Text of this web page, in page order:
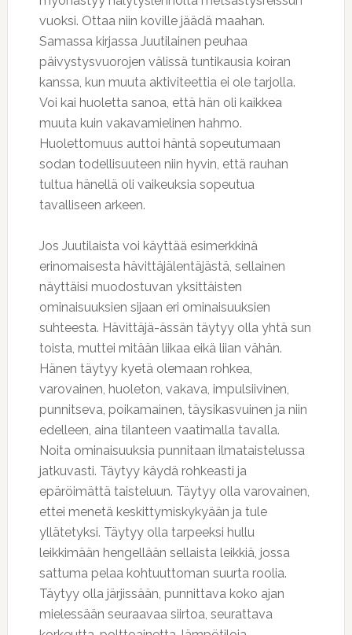
vuoksi. Ottaa niin koville jäädä maahan.
Samassa kirjassa Juutilainen peuhaa
päivystysvuorojen välissä tuntikausia koiran
kanssa, kun muuta aktiviteettia ei ole tarjolla.
Voi kai huoletta sanoa, että hän oli kaikkea
muuta kuin vakavamielinen hahmo.
Huolettomuus auttoi häntä sopeutumaan
sodan todellisuuteen niin hyvin, että rauhan
tultua hänellä oli vaikeuksia sopeutua
tavalliseen arkeen.
Jos Juutilaista voi käyttää esimerkkinä
erinomaisesta hävittäjälentäjästä, sellainen
näyttäisi muodostuvan yksittäisten
ominaisuuksien sijaan eri ominaisuuksien
suhteesta. Hävittäjä-ässän täytyy olla yhtä sun
toista, muttei mitään liikaa eikä liian vähän.
Hänen täytyy kyetä olemaan rohkea,
varovainen, huoleton, vakava, impulsiivinen,
punnitseva, poikamainen, täysikasvuinen ja niin
edelleen, aina tilanteen vaatimalla tavalla.
Noita ominaisuuksia punnitaan ilmataistelussa
jatkuvasti. Täytyy käydä rohkeasti ja
epäröimättä taisteluun. Täytyy olla varovainen,
ettei menetä keskittymiskykyään ja tule
yllätetyksi. Täytyy olla tarpeeksi hullu
leikkimään hengellään sellaista leikkiä, jossa
sattuma pelaa kohtuuttoman suurta roolia.
Täytyy olla järjissään, punnittava koko ajan
mielessään seuraavaa siirtoa, seurattava